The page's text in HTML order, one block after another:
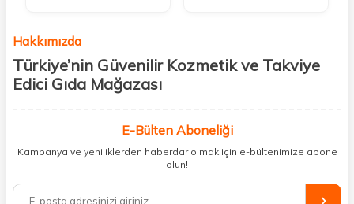
Hakkımızda
Türkiye’nin Güvenilir Kozmetik ve Takviye
Edici Gıda Mağazası
kişisel bakım hem de takviye edici gıda ürünlerini sizlerle
buluşturuyoruz. Artık mağaza mağaza dolaşmanıza gerek yok;
ihtiyacınız olan her şeyi tek bir çatı altında topluyor ve kapınıza kadar
%100 orijinal kozmetik ve sağlık ürünleriyle güzelliğinizi tamamlayabilir,
E-Bülten Aboneliği
Kampanya ve yeniliklerden haberdar olmak için e-bültenimize abone
olun!